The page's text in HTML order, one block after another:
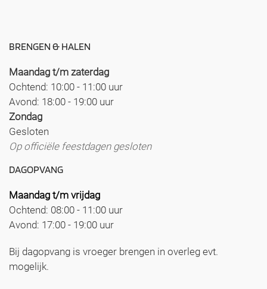
BRENGEN & HALEN
Maandag t/m zaterdag
Ochtend: 10:00 - 11:00 uur
Avond: 18:00 - 19:00 uur
Zondag
Gesloten
Op officiële feestdagen gesloten
DAGOPVANG
Maandag t/m vrijdag
Ochtend: 08:00 - 11:00 uur
Avond: 17:00 - 19:00 uur
Bij dagopvang is vroeger brengen in overleg evt.
mogelijk.